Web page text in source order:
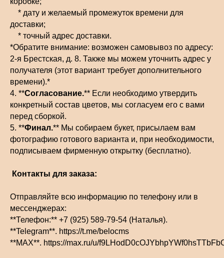
* дату и желаемый промежуток времени для
доставки;
* точный адрес доставки.
*Обратите внимание: возможен самовывоз по адресу:
2-я Брестская, д. 8. Также мы можем уточнить адрес у
получателя (этот вариант требует дополнительного
времени).*
4. **Согласование.** Если необходимо утвердить
конкретный состав цветов, мы согласуем его с вами
перед сборкой.
5. **Финал.** Мы собираем букет, присылаем вам
фотографию готового варианта и, при необходимости,
подписываем фирменную открытку (бесплатно).
Контакты для заказа:
Отправляйте всю информацию по телефону или в
мессенджерах:
**Телефон:** +7 (925) 589-79-54 (Наталья).
**Telegram**. https://t.me/belocms
**MAX**. https://max.ru/u/